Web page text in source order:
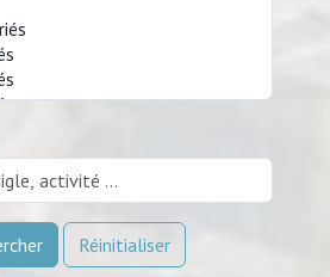
Réinitialiser